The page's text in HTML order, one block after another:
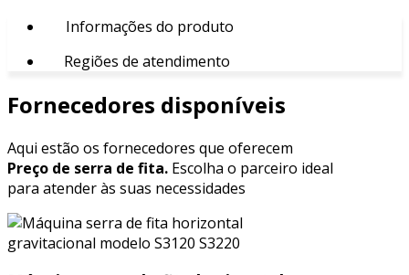
Informações do produto
Regiões de atendimento
Fornecedores disponíveis
Aqui estão os fornecedores que oferecem
Preço de serra de fita. Escolha o parceiro ideal
para atender às suas necessidades